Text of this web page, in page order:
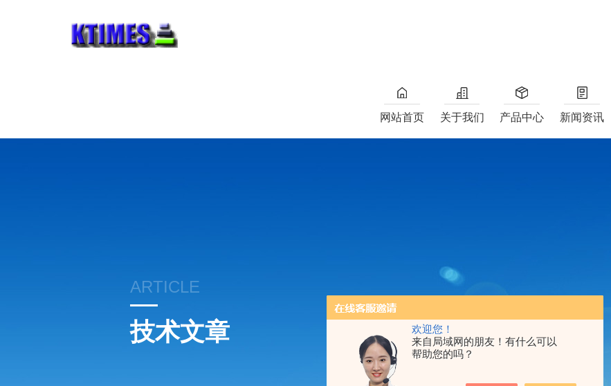
欢迎您！
来自局域网的朋友！有什么可以
帮助您的吗？
网站首页 关于我们 产品中心 新闻资讯
ARTICLE
技术文章